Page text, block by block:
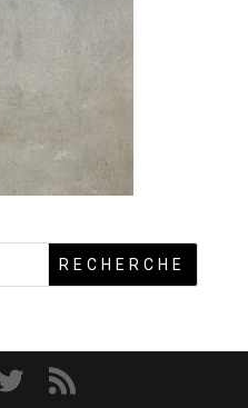
RECHERCHE